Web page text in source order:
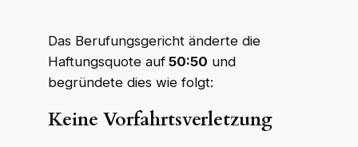
Das Berufungsgericht änderte die
Haftungsquote auf50:50 und
begründete dies wie folgt:
Keine Vorfahrtsverletzung